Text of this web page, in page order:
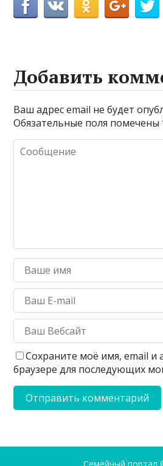
Добавить
Ваш адрес email не будет
Обязательные поля помечены
Сохраните моё имя, email и
браузере для последующих